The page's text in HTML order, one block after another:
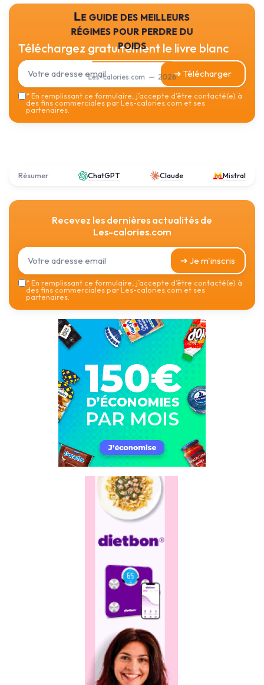
Le guide des meilleurs
régimes pour perdre du
poids
Les-calories.com — 2026
Téléchargez gratuitement le livre blanc
➔ Télécharger
*En remplissant ce formulaire, j’accepte d’être contacté(e) à
des fins commerciales par Les-calories.com et ses
partenaires.
Résumer ChatGPT Claude Mistral
Recevez les dernières actualités de
Les-calories.com
➔ Je m'inscris
*En remplissant ce formulaire, j’accepte d’être contacté(e) à
des fins commerciales par Les-calories.com et ses
partenaires.